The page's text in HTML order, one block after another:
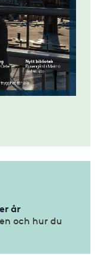
år
och hur du